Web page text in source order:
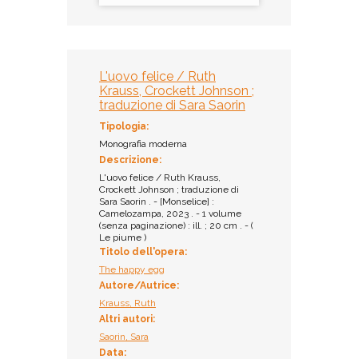
Ammesso al prestito
Biblioteca comunale di
Occhiobello
Collocazione:
RAG NF1 JOH 014
Ragazzi
Inventario:
40787
Prestito:
Ammesso al prestito
Biblioteca
dell'Accademia dei
Concordi di Rovigo /
Sezione Ragazzi -
Multispazio
Collocazione:
L'uovo felice / Ruth
Krauss, Crockett Johnson ;
traduzione di Sara Saorin
Tipologia:
Monografia moderna
Descrizione:
L'uovo felice / Ruth Krauss,
Crockett Johnson ; traduzione di
Sara Saorin . - [Monselice] :
Camelozampa, 2023 . - 1 volume
(senza paginazione) : ill. ; 20 cm . - (
Le piume )
Titolo dell'opera:
The happy egg
Autore/Autrice:
Krauss, Ruth
Altri autori:
Saorin, Sara
Data: